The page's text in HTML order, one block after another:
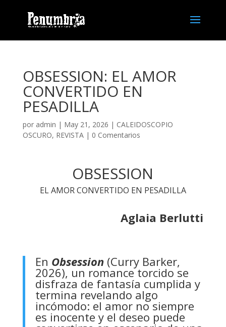
OBSESSION: EL AMOR
CONVERTIDO EN
PESADILLA
por admin | May 21, 2026 | CALEIDOSCOPIO
OSCURO, REVISTA| 0 Comentarios
OBSESSION
EL AMOR CONVERTIDO EN PESADILLA
Aglaia Berlutti
En Obsession(Curry Barker,
2026), un romance torcido se
disfraza de fantasía cumplida y
termina revelando algo
incómodo: el amor no siempre
es inocente y el deseo puede